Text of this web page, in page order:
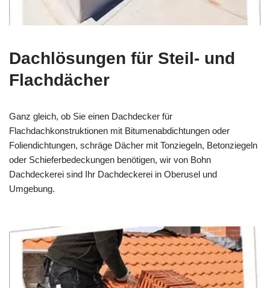
Dachlösungen für Steil- und
Flachdächer
Ganz gleich, ob Sie einen Dachdecker für
Flachdachkonstruktionen mit Bitumenabdichtungen oder
Foliendichtungen, schräge Dächer mit Tonziegeln, Betonziegeln
oder Schieferbedeckungen benötigen, wir von Bohn
Dachdeckerei sind Ihr Dachdeckerei in Oberusel und
Umgebung.